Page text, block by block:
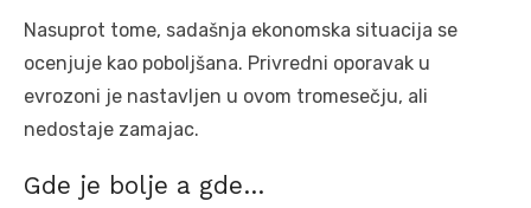
Nasuprot tome, sadašnja ekonomska situacija se
ocenjuje kao poboljšana. Privredni oporavak u
evrozoni je nastavljen u ovom tromesečju, ali
nedostaje zamajac.
Gde je bolje a gde…